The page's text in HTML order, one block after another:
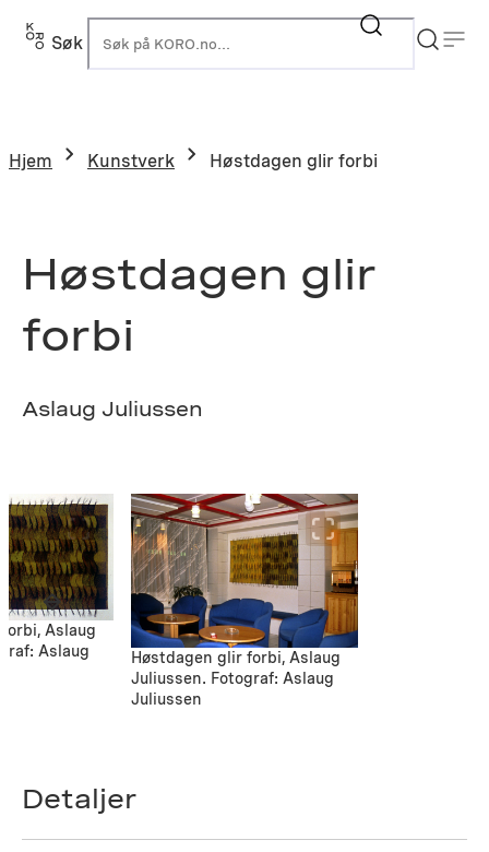
Hopp
Søk
Hjem Kunstverk Høstdagen glir forbi
Høstdagen glir
forbi
Aslaug Juliussen
Aslaug
Aslaug
Høstdagen glir forbi, Aslaug
Juliussen. Fotograf: Aslaug
Juliussen
Detaljer